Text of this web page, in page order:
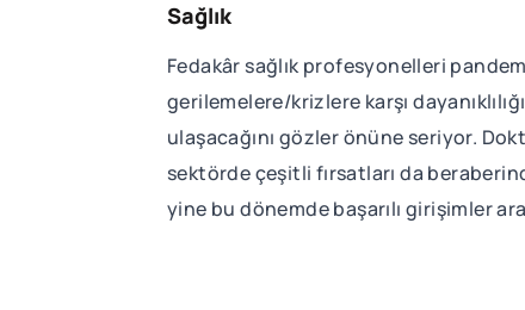
Sağlık
Fedakâr sağlık profesyonelleri
gerilemelere/krizlere karşı
ulaşacağını gözler önüne seriyor.
sektörde çeşitli fırsatları da
yine bu dönemde başarılı girişimler